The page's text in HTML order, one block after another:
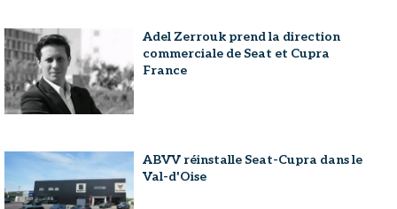
Adel Zerrouk prend la direction
commerciale de Seat et Cupra
France
ABVV réinstalle Seat-Cupra dans le
Val-d'Oise